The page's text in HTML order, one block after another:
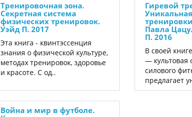
Тренировочная зона.
Секретная система
физических тренировок.
Уэйд П. 2017
Эта книга - квинтэссенция
знания о физической культуре,
методах тренировок, здоровье
и красоте. С од..
Гиревой
Павла
П. 2016
В своей
— культовая
силового
предлагает
Война и мир в футболе.